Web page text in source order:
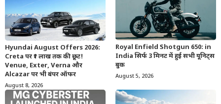
Hyundai August Offers 2026:
Creta पर ₹1 लाख तक की छूट!
Venue, Exter, Verna और
Alcazar पर भी बंपर ऑफर
August 8, 2026
Royal Enfield Shotgun 650: in
India सिर्फ 3 मिनट में हुई सभी यूनिट्स
बुक
August 5, 2026